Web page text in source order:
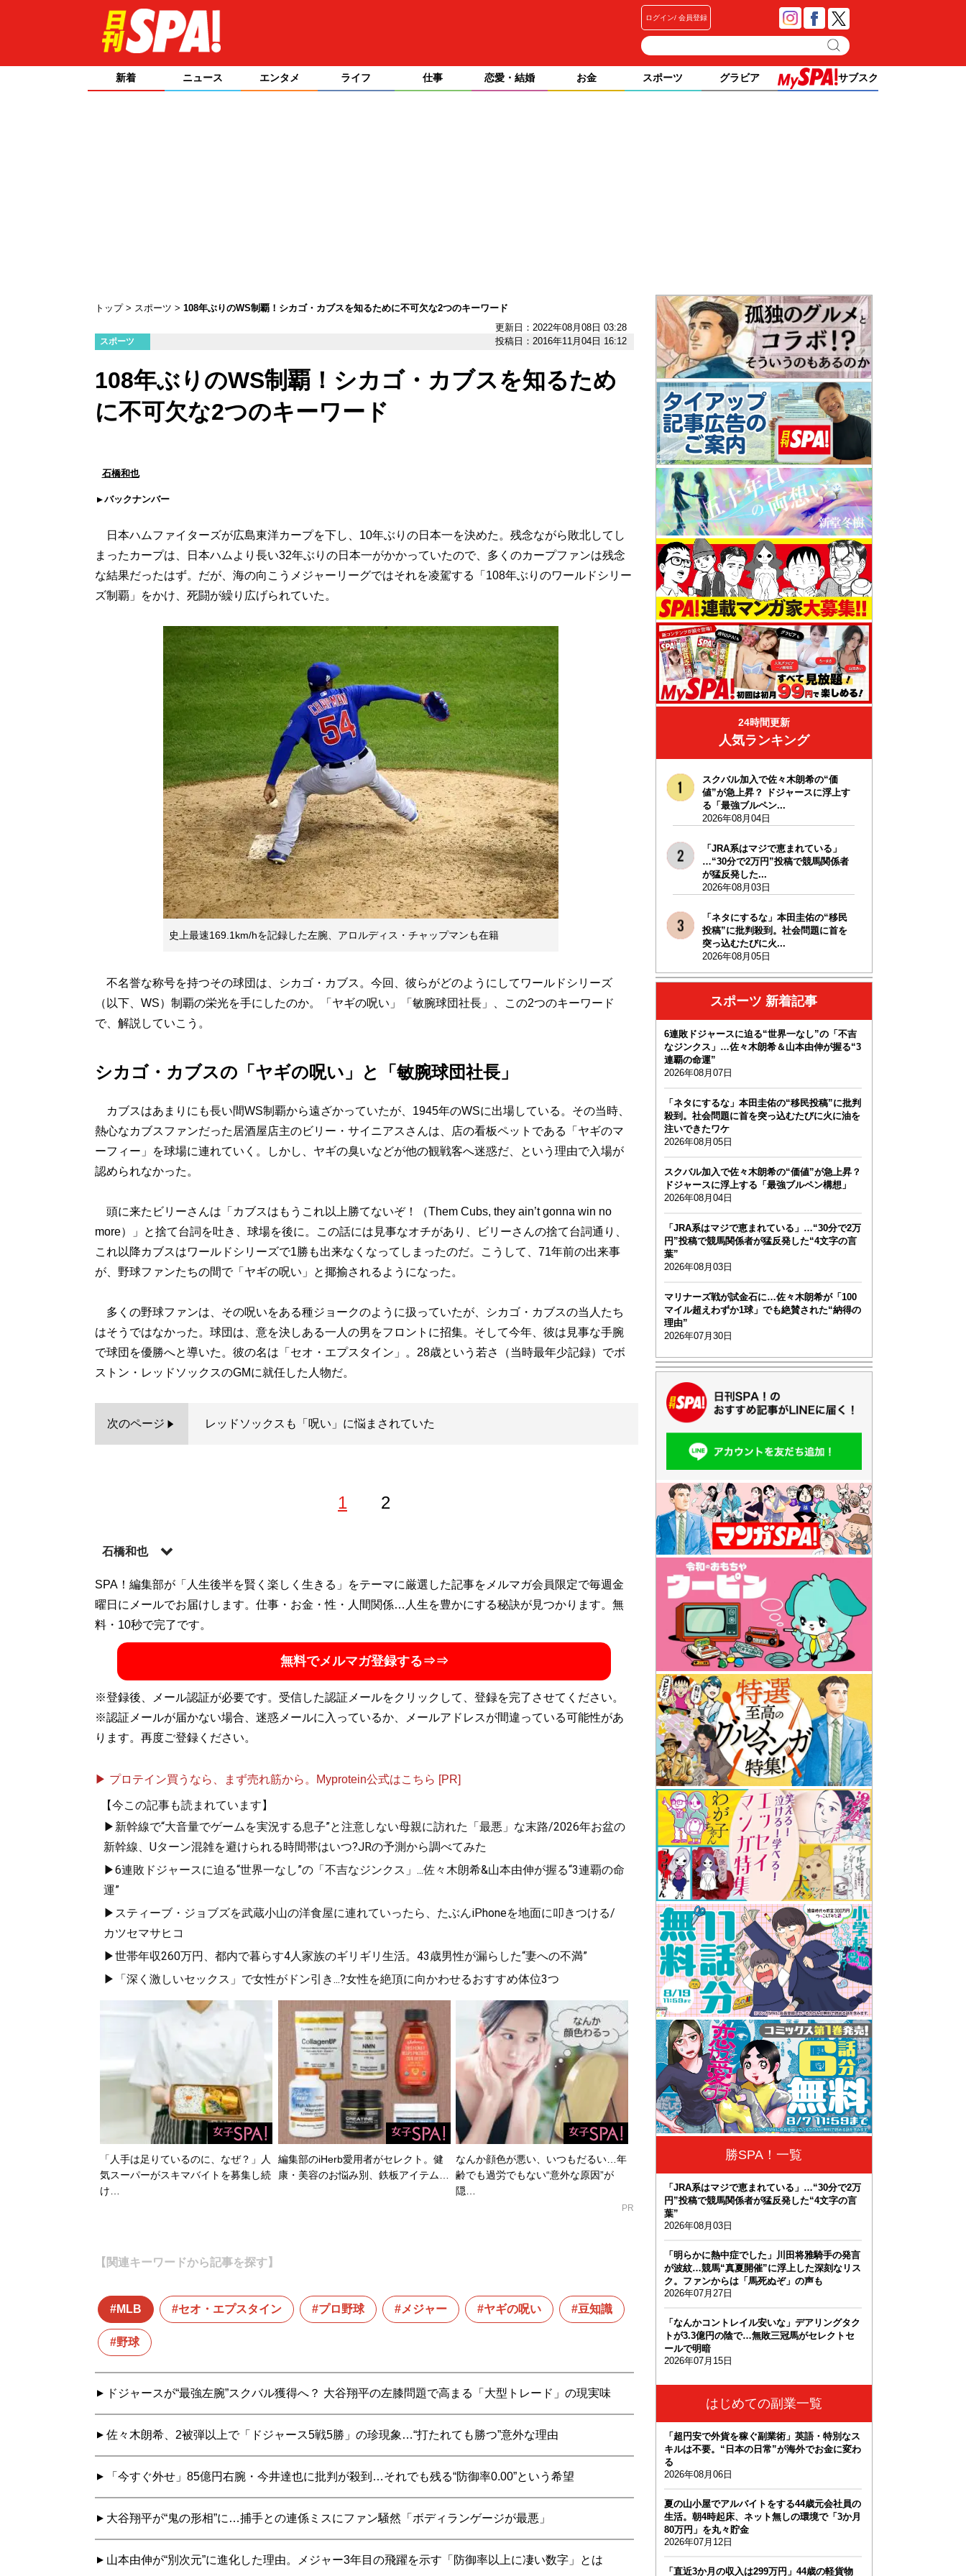
ログイン 会員登録
新着 ニュース エンタメ ライフ 仕事 恋愛・結婚 お金 スポーツ グラビア サブスク
トップ スポーツ
108年ぶりのWS制覇！シカゴ・カブスを知るために不可欠な2つのキーワード
更新日：2022年08月08日 03:28
スポーツ 投稿日：2016年11月04日 16:12
108年ぶりのWS制覇！シカゴ・カブスを知るため
に不可欠な2つのキーワード
石橋和也
バックナンバー
日本ハムファイターズが広島東洋カープを下し、10年ぶりの日本一を決めた。残念ながら敗北してし
まったカープは、日本ハムより長い32年ぶりの日本一がかかっていたので、多くのカープファンは残念
な結果だったはず。だが、海の向こうメジャーリーグではそれを凌駕する「108年ぶりのワールドシリー
ズ制覇」をかけ、死闘が繰り広げられていた。
史上最速169.1km/hを記録した左腕、アロルディス・チャップマンも在籍
不名誉な称号を持つその球団は、シカゴ・カブス。今回、彼らがどのようにしてワールドシリーズ
（以下、WS）制覇の栄光を手にしたのか。「ヤギの呪い」「敏腕球団社長」、この2つのキーワード
で、解説していこう。
シカゴ・カブスの「ヤギの呪い」と「敏腕球団社長」
カブスはあまりにも長い間WS制覇から遠ざかっていたが、1945年のWSに出場している。その当時、
熱心なカブスファンだった居酒屋店主のビリー・サイニアスさんは、店の看板ペットである「ヤギのマ
ーフィー」を球場に連れていく。しかし、ヤギの臭いなどが他の観戦客へ迷惑だ、という理由で入場が
認められなかった。
頭に来たビリーさんは「カブスはもうこれ以上勝てないぞ！（Them Cubs, they ain’t gonna win no
more）」と捨て台詞を吐き、球場を後に。この話には見事なオチがあり、ビリーさんの捨て台詞通り、
これ以降カブスはワールドシリーズで1勝も出来なくなってしまったのだ。こうして、71年前の出来事
が、野球ファンたちの間で「ヤギの呪い」と揶揄されるようになった。
多くの野球ファンは、その呪いをある種ジョークのように扱っていたが、シカゴ・カブスの当人たち
はそうではなかった。球団は、意を決しある一人の男をフロントに招集。そして今年、彼は見事な手腕
で球団を優勝へと導いた。彼の名は「セオ・エプスタイン」。28歳という若さ（当時最年少記録）でボ
ストン・レッドソックスのGMに就任した人物だ。
次のページ レッドソックスも「呪い」に悩まされていた
1 2
石橋和也
記事一覧へ
SPA！編集部が「人生後半を賢く楽しく生きる」をテーマに厳選した記事をメルマガ会員限定で毎週金
曜日にメールでお届けします。仕事・お金・性・人間関係…人生を豊かにする秘訣が見つかります。無
料・10秒で完了です。
無料でメルマガ登録する⇒⇒
※登録後、メール認証が必要です。受信した認証メールをクリックして、登録を完了させてください。
※認証メールが届かない場合、迷惑メールに入っているか、メールアドレスが間違っている可能性があ
ります。再度ご登録ください。
▶ プロテイン買うなら、まず売れ筋から。Myprotein公式はこちら [PR]
【今この記事も読まれています】
▶新幹線で“大音量でゲームを実況する息子”と注意しない母親に訪れた「最悪」な末路/2026年お盆の
新幹線、Uターン混雑を避けられる時間帯はいつ?JRの予測から調べてみた
▶6連敗ドジャースに迫る“世界一なし”の「不吉なジンクス」...佐々木朗希&山本由伸が握る“3連覇の命
運”
▶スティーブ・ジョブズを武蔵小山の洋食屋に連れていったら、たぶんiPhoneを地面に叩きつける/
カツセマサヒコ
▶世帯年収260万円、都内で暮らす4人家族のギリギリ生活。43歳男性が漏らした“妻への不満”
▶「深く激しいセックス」で女性がドン引き...?女性を絶頂に向かわせるおすすめ体位3つ
「人手は足りているのに、なぜ？」人
気スーパーがスキマバイトを募集し続
け…
編集部のiHerb愛用者がセレクト。健
康・美容のお悩み別、鉄板アイテム…
なんか顔色が悪い、いつもだるい…年
齢でも過労でもない“意外な原因”が
隠…
PR
【関連キーワードから記事を探す】
MLB セオ・エプスタイン プロ野球 メジャー ヤギの呪い 豆知識
野球
ドジャースが“最強左腕”スクバル獲得へ？ 大谷翔平の左膝問題で高まる「大型トレード」の現実味
佐々木朗希、2被弾以上で「ドジャース5戦5勝」の珍現象…“打たれても勝つ”意外な理由
「今すぐ外せ」85億円右腕・今井達也に批判が殺到…それでも残る“防御率0.00”という希望
大谷翔平が“鬼の形相”に…捕手との連係ミスにファン騒然「ボディランゲージが最悪」
山本由伸が“別次元”に進化した理由。メジャー3年目の飛躍を示す「防御率以上に凄い数字」とは
24時間更新
人気ランキング
スクバル加入で佐々木朗希の“価
値”が急上昇？ ドジャースに浮上す
る「最強ブルペン...
2026年08月04日
「JRA系はマジで恵まれている」
…“30分で2万円”投稿で競馬関係者
が猛反発した...
2026年08月03日
「ネタにするな」本田圭佑の“移民
投稿”に批判殺到。社会問題に首を
突っ込むたびに火...
2026年08月05日
スポーツ 新着記事
6連敗ドジャースに迫る“世界一なし”の「不吉
なジンクス」…佐々木朗希＆山本由伸が握る“3
連覇の命運”
2026年08月07日
「ネタにするな」本田圭佑の“移民投稿”に批判
殺到。社会問題に首を突っ込むたびに火に油を
注いできたワケ
2026年08月05日
スクバル加入で佐々木朗希の“価値”が急上昇？
ドジャースに浮上する「最強ブルペン構想」
2026年08月04日
「JRA系はマジで恵まれている」…“30分で2万
円”投稿で競馬関係者が猛反発した“4文字の言
葉”
2026年08月03日
マリナーズ戦が試金石に…佐々木朗希が「100
マイル超えわずか1球」でも絶賛された“納得の
理由”
2026年07月30日
勝SPA！一覧
「JRA系はマジで恵まれている」…“30分で2万
円”投稿で競馬関係者が猛反発した“4文字の言
葉”
2026年08月03日
「明らかに熱中症でした」川田将雅騎手の発言
が波紋…競馬“真夏開催”に浮上した深刻なリス
ク。ファンからは「馬死ぬぞ」の声も
2026年07月27日
「なんかコントレイル安いな」デアリングタク
トが3.3億円の陰で…無敗三冠馬がセレクトセ
ールで明暗
2026年07月15日
はじめての副業一覧
「超円安で外貨を稼ぐ副業術」英語・特別なス
キルは不要。“日本の日常”が海外でお金に変わ
る
2026年08月06日
夏の山小屋でアルバイトをする44歳元会社員の
生活。朝4時起床、ネット無しの環境で「3か月
80万円」を丸々貯金
2026年07月12日
「直近3か月の収入は299万円」44歳の軽貨物